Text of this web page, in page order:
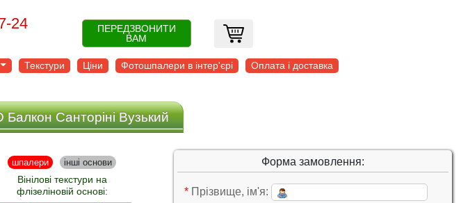
24
ПЕРЕДЗВОНИТИ
ВАМ
Текстури Ціни Фотошпалери в інтер'єрі
Оплата і доставка
Санторіні Вузький
шпалери інші основи
Вінілові текстури на
флізеліновій основі:
Форма замовлення:
* Прізвище, ім'я: